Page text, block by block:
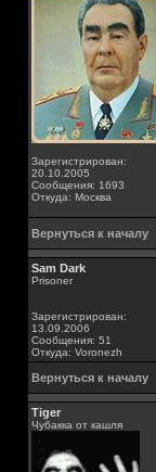
Зарегистрирован:
20.10.2005
Сообщения: 1693
Откуда: Москва
Вернуться к началу
Sam Dark
Prisoner
Зарегистрирован:
13.09.2006
Сообщения: 51
Откуда: Voronezh
Вернуться к началу
Tiger
Чубакка от кашля